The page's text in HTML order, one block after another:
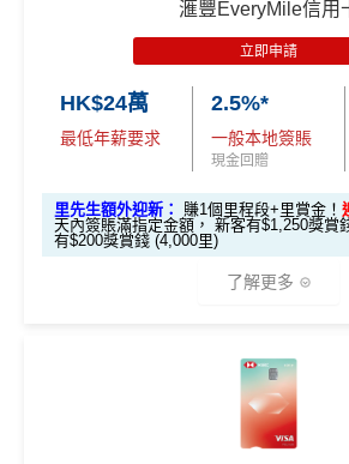
每月簽賬滿HK$4,000(一定要簽足
現金回贈+其他合資格簽賬無上限
每月簽夠HK$15,000或以上：
他合資格簽賬無上限1.2%簽賬回贈
❎優點
SC PAY先轉數後找數：經 FPS轉
使費，每曆月首HK$40,000手續費
而3個月免息分期繼續無次數限制，
以上旅行及其他零售簽賬都可以，
pp或者online banking選3個月分期
簽賬回贈(回
滙豐 Visa Signature信用卡申請網址
里先生加碼： 申請完填Form
賺1個里程段+
里賞金❗️（由里先生
#每1里賞金 ≈ HK$1，可兌換FPS轉數
es.hk/mmcredit
$800「獎賞
滙豐EveryMile信用
立即申請
HK$24萬
最低年薪要求
2.5%*
一般本地簽賬
現金回贈
里先生額外迎新： 賺1個里程段+里賞金！
天內簽賬滿指定金額， 新客有$1,250獎賞
有$200獎賞錢 (4,000里)
了解更多
*本地交通出行簽賬、本地咖啡店及輕
娛樂平台簽賬高達2.5%回贈，詳情睇返